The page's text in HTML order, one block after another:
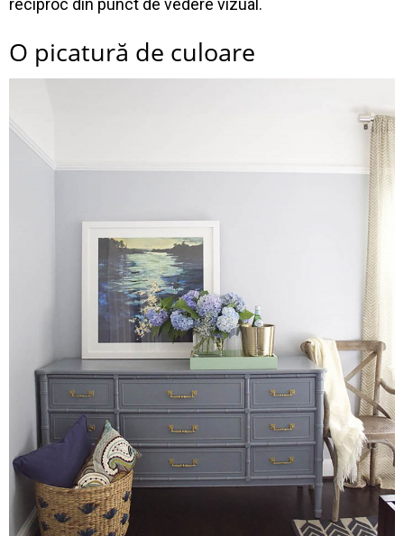
reciproc din punct de vedere vizual.
O picatură de culoare